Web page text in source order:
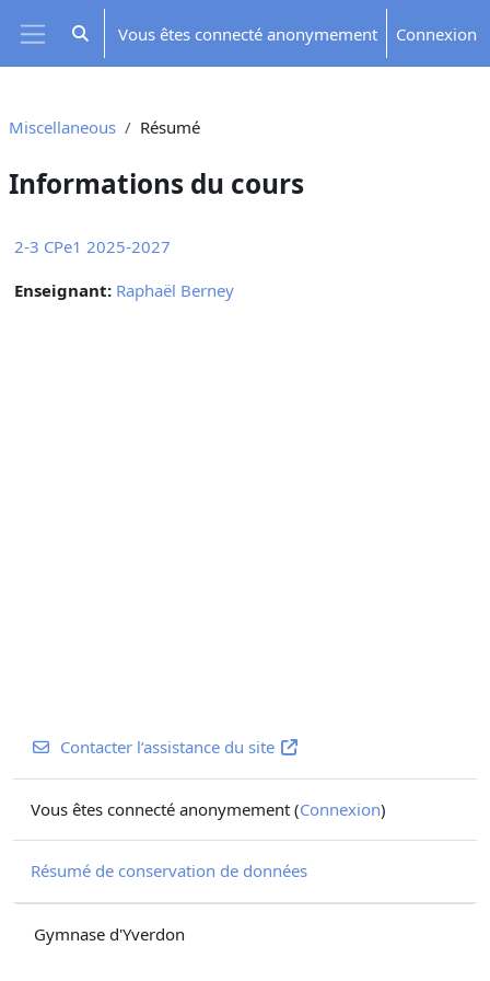
Passer au contenu principal
Panneau latéral
Activer/désactiver la saisie de recherche
Vous êtes connecté anonymement Connexion
Miscellaneous Résumé
Informations du cours
2-3 CPe1 2025-2027
Enseignant: Raphaël Berney
Contacter l’assistance du site
Vous êtes connecté anonymement (Connexion)
Résumé de conservation de données
Gymnase d'Yverdon